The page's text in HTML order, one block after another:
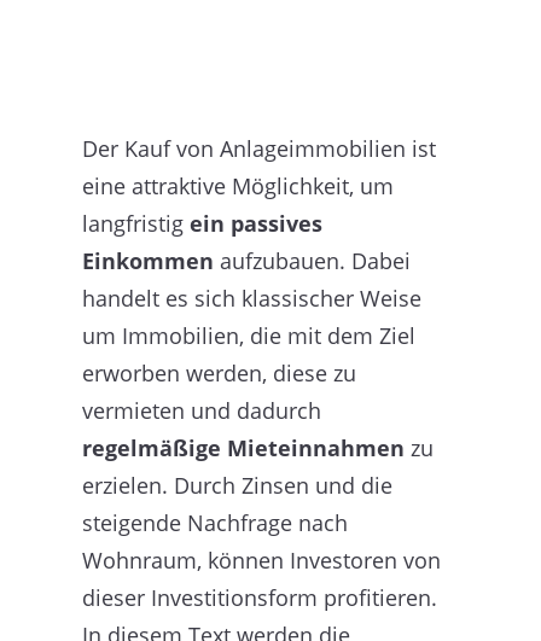
Der Kauf von Anlageimmobilien ist
eine attraktive Möglichkeit, um
langfristig ein passives
Einkommen aufzubauen. Dabei
handelt es sich klassischer Weise
um Immobilien, die mit dem Ziel
erworben werden, diese zu
vermieten und dadurch
regelmäßige Mieteinnahmen zu
erzielen. Durch Zinsen und die
steigende Nachfrage nach
Wohnraum, können Investoren von
dieser Investitionsform profitieren.